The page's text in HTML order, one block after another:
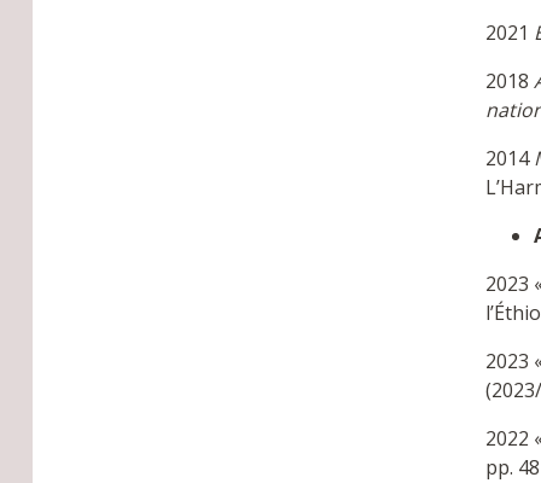
2021
2018
2014
2023
2023
2022
pp.